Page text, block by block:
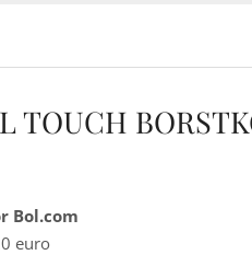
TOUCH
Bol.com
euro